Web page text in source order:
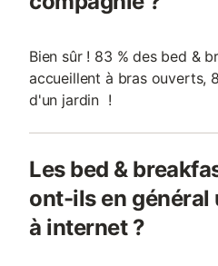
Bien sûr ! 83 % des bed &
accueillent à bras ouverts,
d'un jardin !
Les bed &
ont-ils en général
à internet ?